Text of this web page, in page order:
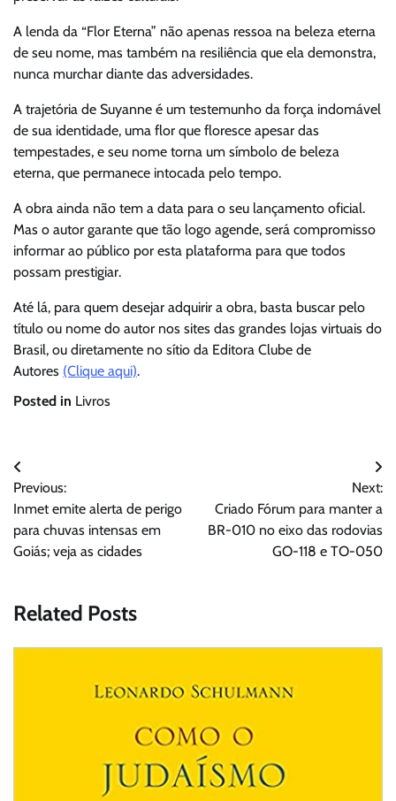
A lenda da “Flor Eterna” não apenas ressoa na beleza eterna
de seu nome, mas também na resiliência que ela demonstra,
nunca murchar diante das adversidades.
A trajetória de Suyanne é um testemunho da força indomável
de sua identidade, uma flor que floresce apesar das
tempestades, e seu nome torna um símbolo de beleza
eterna, que permanece intocada pelo tempo.
A obra ainda não tem a data para o seu lançamento oficial.
Mas o autor garante que tão logo agende, será compromisso
informar ao público por esta plataforma para que todos
possam prestigiar.
Até lá, para quem desejar adquirir a obra, basta buscar pelo
título ou nome do autor nos sites das grandes lojas virtuais do
Brasil, ou diretamente no sítio da Editora Clube de
Autores (Clique aqui).
Posted in Livros
Navegação
de
Post
Previous:
Inmet emite alerta de perigo
para chuvas intensas em
Goiás; veja as cidades
Next:
Criado Fórum para manter a
BR-010 no eixo das rodovias
GO-118 e TO-050
Related Posts